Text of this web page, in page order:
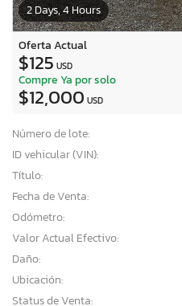
2 Days, 4 Hours
Oferta Actual
$125 USD
Compre Ya por solo
$12,000 USD
Número de lote:
ID vehicular (VIN):
Título:
Fecha de Venta:
Odómetro:
Valor Actual Efectivo:
Daño:
Ubicación:
Status de Venta: